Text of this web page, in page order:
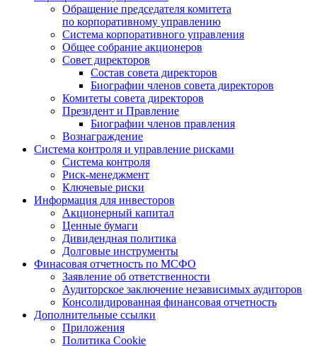
Обращение председателя комитета
по корпоративному управлению
Система корпоративного управления
Общее собрание акционеров
Совет директоров
Состав совета директоров
Биографии членов совета директоров
Комитеты совета директоров
Президент и Правление
Биографии членов правления
Вознаграждение
Система контроля и управление рисками
Система контроля
Риск-менеджмент
Ключевые риски
Информация для инвесторов
Акционерный капитал
Ценные бумаги
Дивидендная политика
Долговые инструменты
Финасовая отчетность по МСФО
Заявление об ответственности
Аудиторское заключение независимых аудиторов
Консолидированная финансовая отчетность
Дополнительные ссылки
Приложения
Политика Cookie